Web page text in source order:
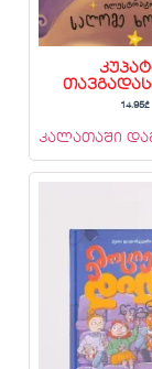
14.95₾
კალათაში